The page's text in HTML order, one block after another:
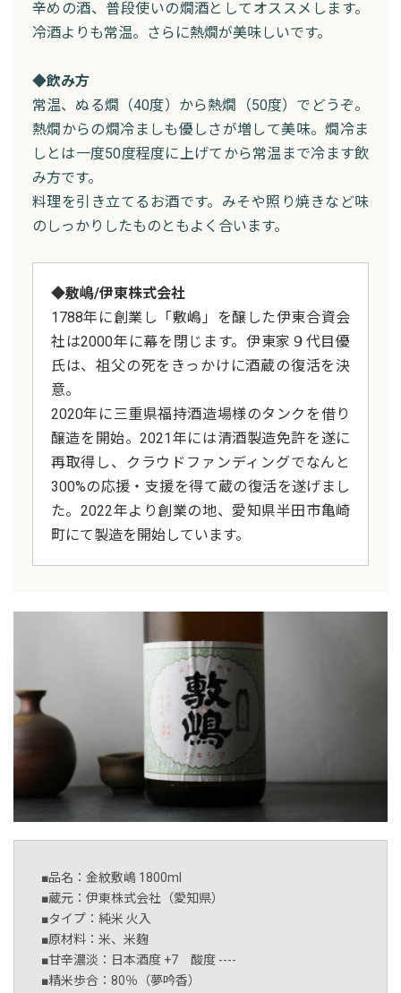
辛めの酒、普段使いの燗酒としてオススメします。
冷酒よりも常温。さらに熱燗が美味しいです。
◆飲み方
常温、ぬる燗（40度）から熱燗（50度）でどうぞ。
熱燗からの燗冷ましも優しさが増して美味。燗冷ま
しとは一度50度程度に上げてから常温まで冷ます飲
み方です。
料理を引き立てるお酒です。みそや照り焼きなど味
のしっかりしたものともよく合います。
◆敷嶋/伊東株式会社
1788年に創業し「敷嶋」を醸した伊東合資会
社は2000年に幕を閉じます。伊東家９代目優
氏は、祖父の死をきっかけに酒蔵の復活を決
意。
2020年に三重県福持酒造場様のタンクを借り
醸造を開始。2021年には清酒製造免許を遂に
再取得し、クラウドファンディングでなんと
300%の応援・支援を得て蔵の復活を遂げまし
た。2022年より創業の地、愛知県半田市亀崎
町にて製造を開始しています。
■品名：金紋敷嶋 1800ml
■蔵元：伊東株式会社（愛知県）
■タイプ：純米 火入
■原材料：米、米麹
■甘辛濃淡：日本酒度 +7 酸度 ----
■精米歩合：80％（夢吟香）